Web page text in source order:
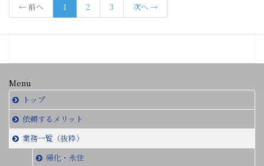
← 前へ 1 2 3 次へ →
Menu
トップ
依頼するメリット
業務一覧（抜粋）
帰化・永住